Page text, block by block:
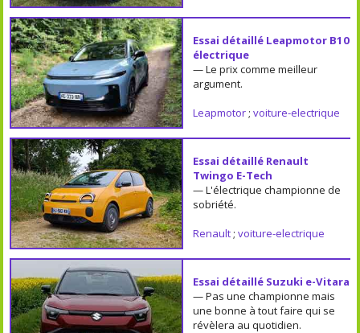
Essai détaillé Leapmotor B10
électrique
— Le prix comme meilleur
argument.
Leapmotor; voiture-electrique
Essai détaillé Renault
Twingo E-Tech
— L'électrique championne de
sobriété.
Renault; voiture-electrique
Essai détaillé Suzuki e-Vitara
— Pas une championne mais
une bonne à tout faire qui se
révèlera au quotidien.